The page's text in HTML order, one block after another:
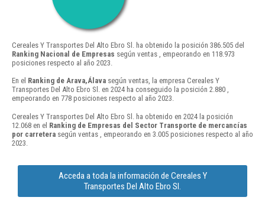
Cereales Y Transportes Del Alto Ebro Sl. ha obtenido la posición 386.505 del
Ranking Nacional de Empresas según ventas , empeorando en 118.973
posiciones respecto al año 2023.
En el Ranking de Arava,Álava según ventas, la empresa Cereales Y
Transportes Del Alto Ebro Sl. en 2024 ha conseguido la posición 2.880 ,
empeorando en 778 posiciones respecto al año 2023.
Cereales Y Transportes Del Alto Ebro Sl. ha obtenido en 2024 la posición
12.068 en el Ranking de Empresas del Sector Transporte de mercancías
por carretera según ventas , empeorando en 3.005 posiciones respecto al año
2023.
Acceda a toda la información de Cereales Y
Transportes Del Alto Ebro Sl.